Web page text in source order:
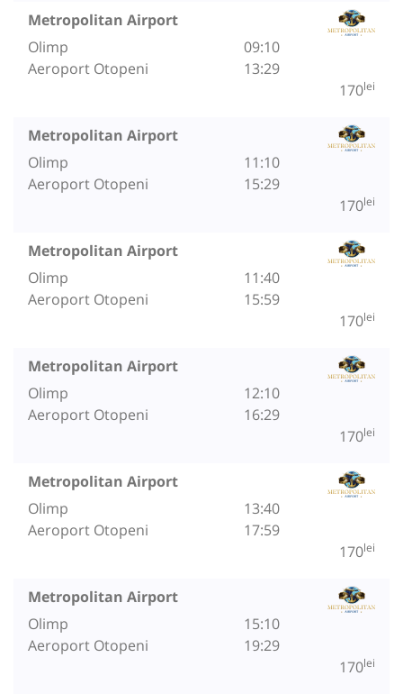
Metropolitan Airport
Olimp
Aeroport Otopeni
09:10
13:29
170lei
Metropolitan Airport
Olimp
Aeroport Otopeni
11:10
15:29
170lei
Metropolitan Airport
Olimp
Aeroport Otopeni
11:40
15:59
170lei
Metropolitan Airport
Olimp
Aeroport Otopeni
12:10
16:29
170lei
Metropolitan Airport
Olimp
Aeroport Otopeni
13:40
17:59
170lei
Metropolitan Airport
Olimp
Aeroport Otopeni
15:10
19:29
170lei